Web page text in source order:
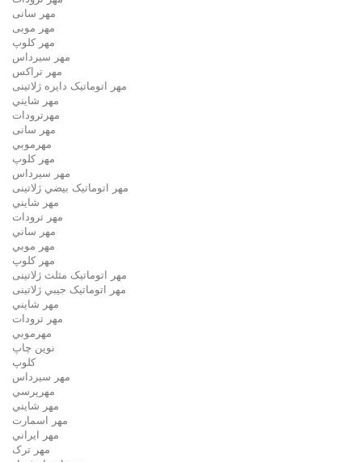
مهر سانی
مهر موبی
مهر كلوپ
مهر سيرداس
مهر تراکس
مهر اتوماتیک دايره ژلاتینی
مهر شايني
مهرترودات
مهر سانی
مهرموبي
مهر كلوپ
مهر سيرداس
مهر اتوماتیک بيضي ژلاتینی
مهر شايني
مهر ترودات
مهر ساني
مهر موبي
مهر كلوپ
مهر اتوماتیک مثلث ژلاتینی
مهر اتوماتیک جيبي ژلاتینی
مهر شايني
مهر ترودات
مهرموبي
نوين چاپ
کلوپ
مهر سيرداس
مهرپرسي
مهر شايني
مهر اسمارت
مهر ايراني
مهر ترک